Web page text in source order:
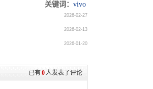
关键词： vivo
2026-02-27
2026-02-13
2026-01-20
已有0人发表了评论